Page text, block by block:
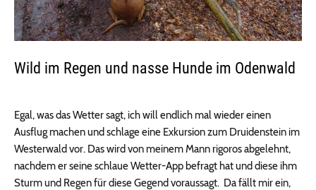
Wild im Regen und nasse Hunde im Odenwald
Egal, was das Wetter sagt, ich will endlich mal wieder einen
Ausflug machen und schlage eine Exkursion zum Druidenstein im
Westerwald vor. Das wird von meinem Mann rigoros abgelehnt,
nachdem er seine schlaue Wetter-App befragt hat und diese ihm
Sturm und Regen für diese Gegend voraussagt. Da fällt mir ein,